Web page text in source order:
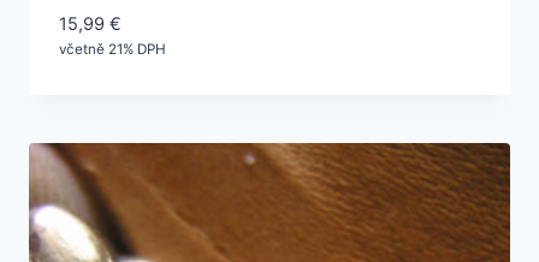
15,99 €
včetně 21% DPH